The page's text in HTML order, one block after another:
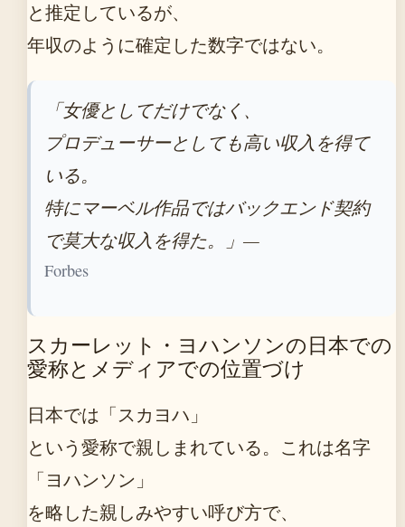
と推定しているが、
年収のように確定した数字ではない。
「女優としてだけでなく、
プロデューサーとしても高い収入を得て
いる。
特にマーベル作品ではバックエンド契約
で莫大な収入を得た。」—
Forbes
スカーレット・ヨハンソンの日本での
愛称とメディアでの位置づけ
日本では「スカヨハ」
という愛称で親しまれている。これは名字
「ヨハンソン」
を略した親しみやすい呼び方で、